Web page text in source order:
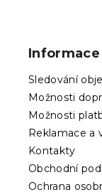
Sledování
Možnosti
Možnosti
Reklamace a
Kontakty
Obchodní
Ochrana